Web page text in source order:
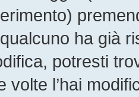
ha già
potresti
volte l’hai